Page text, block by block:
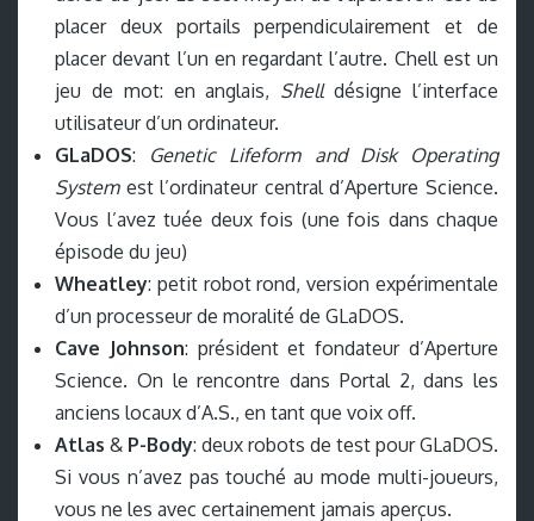
placer deux portails perpendiculairement et de
placer devant l’un en regardant l’autre. Chell est un
jeu de mot: en anglais, Shelldésigne l’interface
utilisateur d’un ordinateur.
GLaDOS: Genetic Lifeform and Disk Operating
Systemest l’ordinateur central d’Aperture Science.
Vous l’avez tuée deux fois (une fois dans chaque
épisode du jeu)
Wheatley: petit robot rond, version expérimentale
d’un processeur de moralité de GLaDOS.
Cave Johnson: président et fondateur d’Aperture
Science. On le rencontre dans Portal 2, dans les
anciens locaux d’A.S., en tant que voix off.
Atlas & P-Body: deux robots de test pour GLaDOS.
Si vous n’avez pas touché au mode multi-joueurs,
vous ne les avec certainement jamais aperçus.